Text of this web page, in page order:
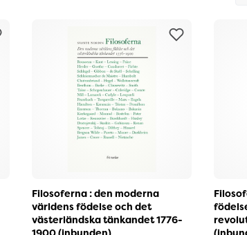
Filosoferna : den moderna
världens födelse och det
västerländska tänkandet 1776-